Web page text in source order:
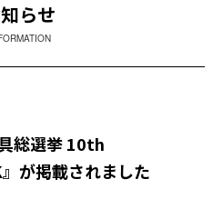
らせ
総選挙 10th
が掲載されました